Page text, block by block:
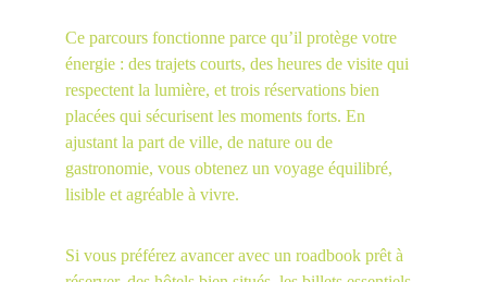
Ce parcours fonctionne parce qu’il protège votre
énergie : des trajets courts, des heures de visite qui
respectent la lumière, et trois réservations bien
placées qui sécurisent les moments forts. En
ajustant la part de ville, de nature ou de
gastronomie, vous obtenez un voyage équilibré,
lisible et agréable à vivre.
Si vous préférez avancer avec un roadbook prêt à